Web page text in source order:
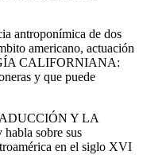
antroponímica de dos
americano, actuación
CALIFORNIANA:
y que puede
Y LA
habla sobre sus
en el siglo XVI